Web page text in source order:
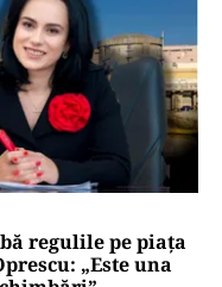
regulile pe piața
„Este una